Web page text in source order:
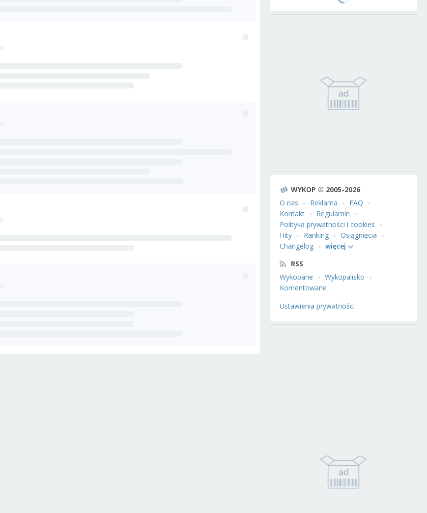
WYKOP © 2005-2026
O nas
Reklama
FAQ
Kontakt
Regulamin
Polityka prywatności i cookies
Hity
Ranking
Osiągnięcia
Changelog
więcej
RSS
Wykopane
Wykopalisko
Komentowane
Ustawienia prywatności